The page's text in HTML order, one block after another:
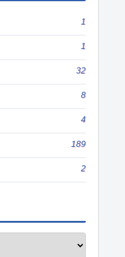
1
1
32
8
4
189
2